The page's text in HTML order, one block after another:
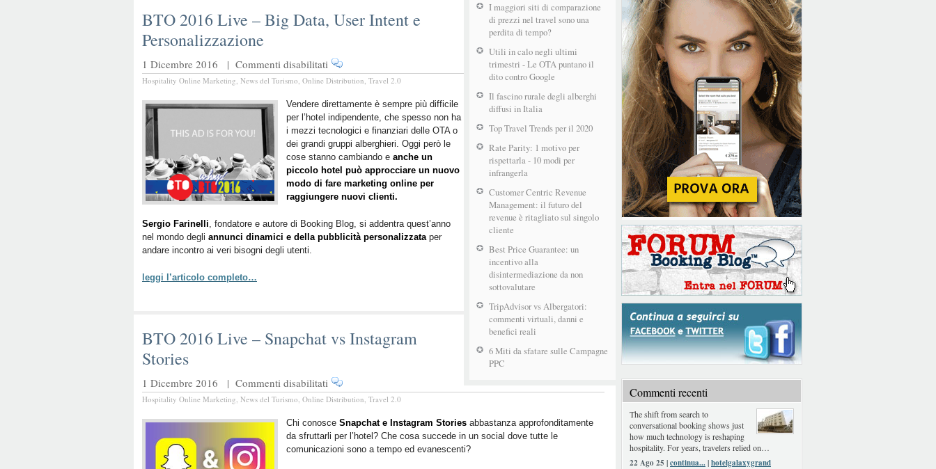
I maggiori siti di comparazione
di prezzi nel travel sono una
perdita di tempo?
Utili in calo negli ultimi
trimestri - Le OTA puntano il
dito contro Google
Il fascino rurale degli alberghi
diffusi in Italia
Top Travel Trends per il 2020
Rate Parity: 1 motivo per
rispettarla - 10 modi per
infrangerla
Customer Centric Revenue
Management: il futuro del
revenue è ritagliato sul singolo
cliente
Best Price Guarantee: un
incentivo alla
disintermediazione da non
sottovalutare
TripAdvisor vs Albergatori:
commenti virtuali, danni e
benefici reali
6 Miti da sfatare sulle Campagne
PPC
BTO 2016 Live – Big Data, User Intent e
Personalizzazione
1 Dicembre 2016 | Commenti disabilitati su
BTO
Live
–
Big
Data,
User
Intent
e
Personalizzazione
Hospitality Online Marketing, News del Turismo, Online Distribution, Travel 2.0
Vendere direttamente è sempre più difficile
per l’hotel indipendente, che spesso non ha
i mezzi tecnologici e finanziari delle OTA o
dei grandi gruppi alberghieri. Oggi però le
cose stanno cambiando e anche un
piccolo hotel può approcciare un nuovo
modo di fare marketing online per
raggiungere nuovi clienti.
Sergio Farinelli, fondatore e autore di Booking Blog, si addentra quest’anno
nel mondo degli annunci dinamici e della pubblicità personalizzataper
andare incontro ai veri bisogni degli utenti.
leggi l’articolo completo…
BTO 2016 Live – Snapchat vs Instagram
Stories
1 Dicembre 2016 | Commenti disabilitati su
BTO
Live
–
Snapchat
Hospitality Online Marketing, News del Turismo, Online Distribution, Travel 2.0
Chi conosce Snapchat e Instagram Stories abbastanza approfonditamente
da sfruttarli per l’hotel? Che cosa succede in un social dove tutte le
comunicazioni sono a tempo ed evanescenti?
Commenti recenti
The shift from search to
conversational booking shows just
how much technology is reshaping
hospitality. For years, travelers relied on…
22 Ago 25 |continua...|hotelgalaxygrand